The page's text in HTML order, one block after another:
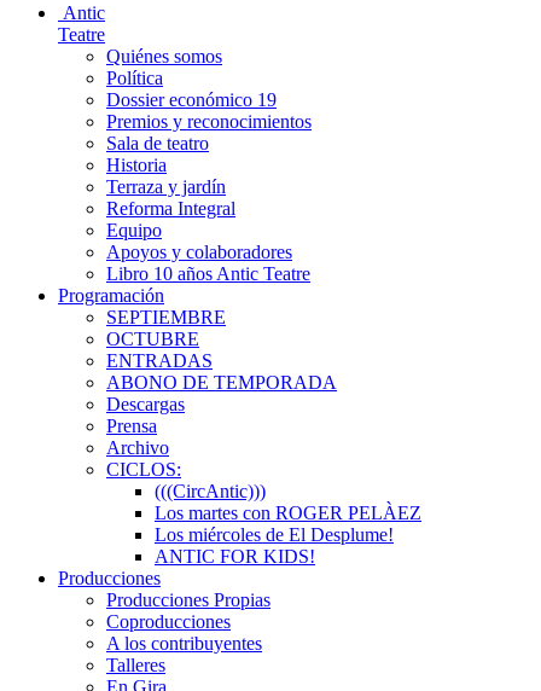
Antic
Teatre
Quiénes somos
Política
Dossier económico 19
Premios y reconocimientos
Sala de teatro
Historia
Terraza y jardín
Reforma Integral
Equipo
Apoyos y colaboradores
Libro 10 años Antic Teatre
Programación
SEPTIEMBRE
OCTUBRE
ENTRADAS
ABONO DE TEMPORADA
Descargas
Prensa
Archivo
CICLOS:
(((CircAntic)))
Los martes con ROGER PELÀEZ
Los miércoles de El Desplume!
ANTIC FOR KIDS!
Producciones
Producciones Propias
Coproducciones
A los contribuyentes
Talleres
En Gira